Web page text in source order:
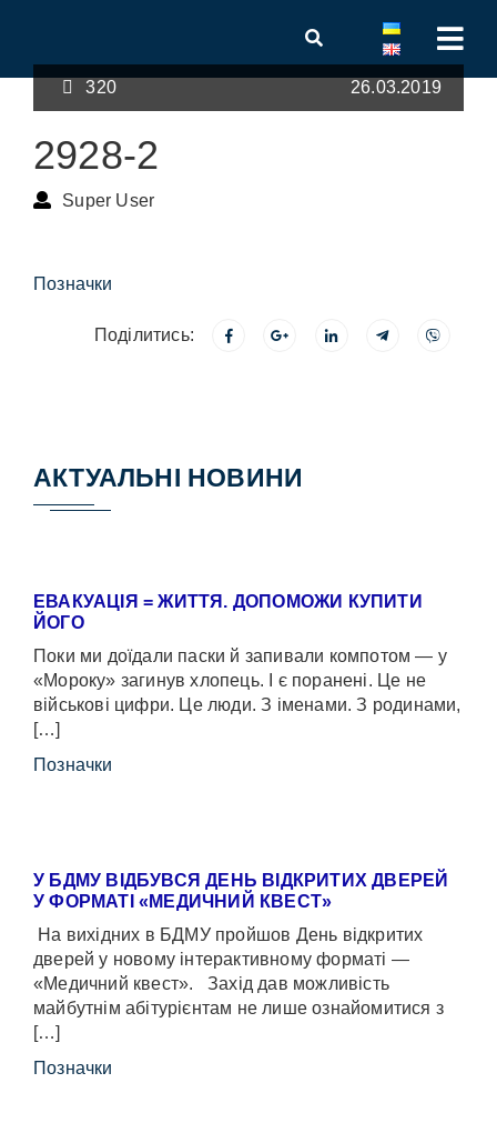
320 26.03.2019
2928-2
Super User
Позначки
Поділитись:
АКТУАЛЬНІ НОВИНИ
ЕВАКУАЦІЯ = ЖИТТЯ. ДОПОМОЖИ КУПИТИ
ЙОГО
Поки ми доїдали паски й запивали компотом — у
«Мороку» загинув хлопець. І є поранені. Це не
військові цифри. Це люди. З іменами. З родинами,
[…]
Позначки
У БДМУ ВІДБУВСЯ ДЕНЬ ВІДКРИТИХ ДВЕРЕЙ
У ФОРМАТІ «МЕДИЧНИЙ КВЕСТ»
На вихідних в БДМУ пройшов День відкритих
дверей у новому інтерактивному форматі —
«Медичний квест». Захід дав можливість
майбутнім абітурієнтам не лише ознайомитися з
[…]
Позначки